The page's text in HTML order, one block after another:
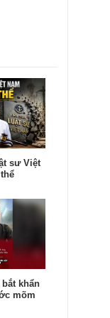
sư Việt
khẩn
mõm